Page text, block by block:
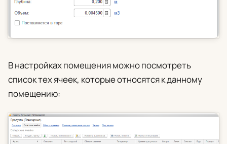
В настройках помещения можно посмотреть
список тех ячеек, которые относятся к данному
помещению: